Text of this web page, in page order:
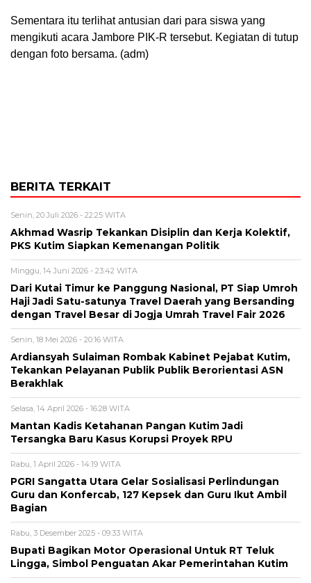
Sementara itu terlihat antusian dari para siswa yang
mengikuti acara Jambore PIK-R tersebut. Kegiatan di tutup
dengan foto bersama. (adm)
BERITA TERKAIT
Senin, 20 Juli 2026 - 22:25 WITA
Akhmad Wasrip Tekankan Disiplin dan Kerja Kolektif,
PKS Kutim Siapkan Kemenangan Politik
Minggu, 14 Juni 2026 - 23:42 WITA
Dari Kutai Timur ke Panggung Nasional, PT Siap Umroh
Haji Jadi Satu-satunya Travel Daerah yang Bersanding
dengan Travel Besar di Jogja Umrah Travel Fair 2026
Senin, 18 Mei 2026 - 20:16 WITA
Ardiansyah Sulaiman Rombak Kabinet Pejabat Kutim,
Tekankan Pelayanan Publik Publik Berorientasi ASN
Berakhlak
Selasa, 14 April 2026 - 16:28 WITA
Mantan Kadis Ketahanan Pangan Kutim Jadi
Tersangka Baru Kasus Korupsi Proyek RPU
Rabu, 1 April 2026 - 14:19 WITA
PGRI Sangatta Utara Gelar Sosialisasi Perlindungan
Guru dan Konfercab, 127 Kepsek dan Guru Ikut Ambil
Bagian
Rabu, 3 Desember 2025 - 09:33 WITA
Bupati Bagikan Motor Operasional Untuk RT Teluk
Lingga, Simbol Penguatan Akar Pemerintahan Kutim